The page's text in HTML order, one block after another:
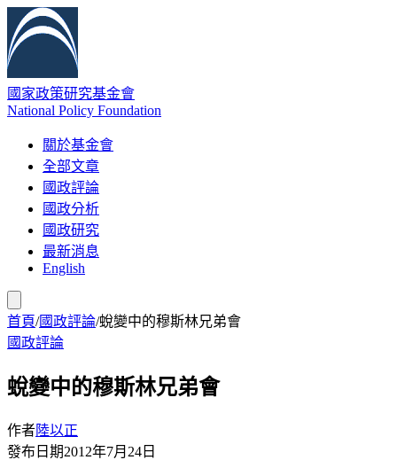
國家政策研究基金會
National Policy Foundation
關於基金會
全部文章
國政評論
國政分析
國政研究
最新消息
English
首頁/國政評論/蛻變中的穆斯林兄弟會
國政評論
蛻變中的穆斯林兄弟會
作者陸以正
發布日期2012年7月24日